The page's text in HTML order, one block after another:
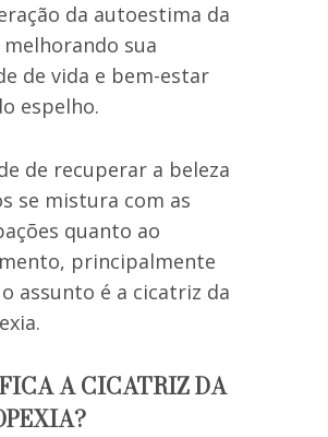
da autoestima da
sua
de vida e bem-estar
espelho.
de recuperar a beleza
se mistura com as
quanto ao
principalmente
assunto é a cicatriz da
A CICATRIZ DA